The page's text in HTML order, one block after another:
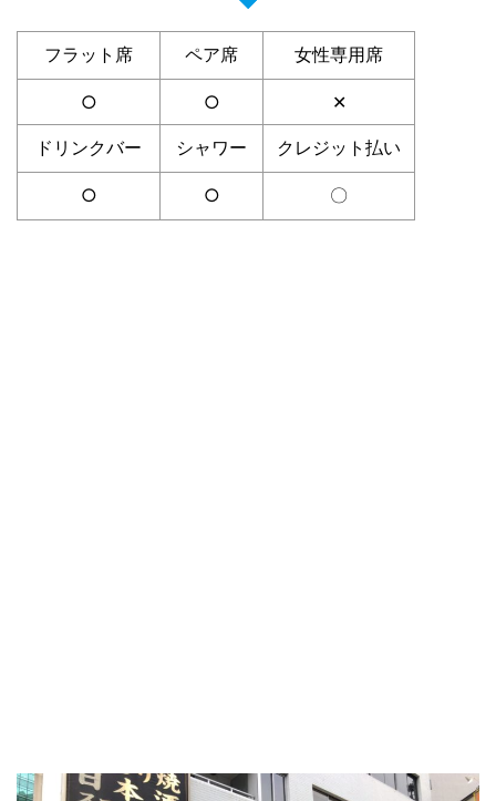
フラット席 ペア席 女性専用席
○ ○ ✕
ドリンクバー シャワー クレジット払い
○ ○ 〇